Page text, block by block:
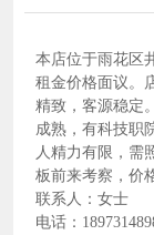
本店位于雨花区
租金价格面议。
精致，客源稳定
成熟，有科技职
人精力有限，需
板前来考察，价
联系人：女士
电话：